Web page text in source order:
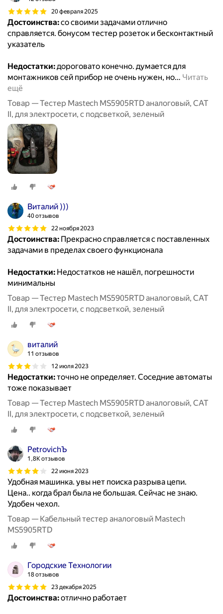
20 февраля 2025
Достоинства:со своими задачами отлично
справляется. бонусом тестер розеток и бесконтактный
указатель
Недостатки:дороговато конечно. думается для
монтажников сей прибор не очень нужен, но… Читать
ещё
Товар — Тестер Mastech MS5905RTD аналоговый, CAT
II, для электросети, с подсветкой, зеленый
Виталий )))
40 отзывов
22 ноября 2023
Достоинства: Прекрасно справляется с поставленных
задачами в пределах своего функционала
Недостатки: Недостатков не нашёл, погрешности
минимальны
Товар — Тестер Mastech MS5905RTD аналоговый, CAT
II, для электросети, с подсветкой, зеленый
виталий
11 отзывов
12 июля 2023
Недостатки:точно не определяет. Соседние автоматы
тоже показывает
Товар — Тестер Mastech MS5905RTD аналоговый, CAT
II, для электросети, с подсветкой, зеленый
PetrovichЪ
1,8K отзывов
22 июня 2023
Удобная машинка. увы нет поиска разрыва цепи.
Цена.. когда брал была не большая. Сейчас не знаю.
Удобен чехол.
Товар — Кабельный тестер аналоговый Mastech
MS5905RTD
Городские Технологии
18 отзывов
23 декабря 2025
Достоинства:отлично работает